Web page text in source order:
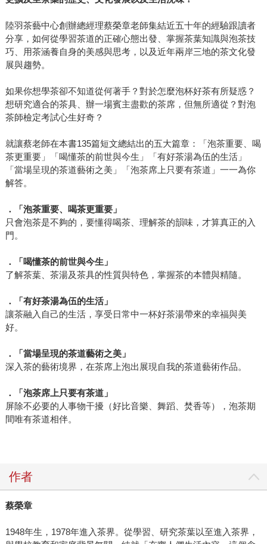
陸羽茶藝中心創辦總經理蔡榮章老師集結近五十年的經驗跟讀者
分享，如何從學習茶道的正確心態出發、掌握茶葉知識與泡茶技
巧、用茶涵養自身的美感與思考，以及近年兩岸三地的茶文化發
展與趨勢。
如果你想學茶卻不知道從何著手？對於怎麼泡杯好茶有所疑惑？
想研究適合的茶具、辦一場賓主盡歡的茶席，但無所適從？對泡
茶師檢定考試心生好奇？
就讓蔡老師在本書135篇短文總結出的五大篇章：「泡茶重要、喝
茶更重要」「喝懂茶的前世與今生」「有好茶湯為伍的生活」
「當場呈現的茶道藝術之美」「泡茶席上只要有茶道」一一為你
解答。
．「泡茶重要、喝茶更重要」
只會泡茶是不夠的，要懂得喝茶、理解茶的韻味，才算真正的入
門。
．「喝懂茶的前世與今生」
了解茶葉、茶湯及茶具的性質與特色，掌握茶的本體與精隨。
．「有好茶湯為伍的生活」
讓茶融入自己的生活，享受日常中一杯好茶湯帶來的幸福與美
好。
．「當場呈現的茶道藝術之美」
深入茶的藝術境界，在茶席上泡出展現自我的茶道藝術作品。
．「泡茶席上只要有茶道」
屏除不必要的人事物干擾（好比音樂、舞蹈、焚香等），泡茶期
間唯有茶道相伴。
作者
蔡榮章
1948年生，1978年進入茶界。從學習、研究茶葉以至進入茶界，